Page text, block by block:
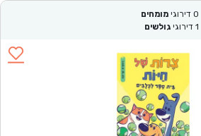
0 דירוגי מומחים
1 דירוגי גולשים